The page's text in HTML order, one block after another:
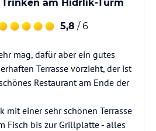
Trinken am Hidrlik-Turm
5,8 / 6
mag, dafür aber ein gutes
Terrasse vorzieht, der ist
Restaurant am Ende der
mit einer sehr schönen Terrasse
Fisch bis zur Grillplatte - alles